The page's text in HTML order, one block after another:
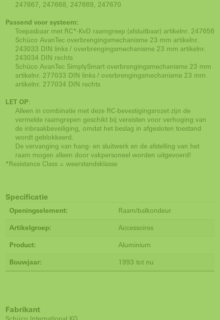
247667, 247668, 247669, 247670
Passend voor systeem:
Toepasbaar met RC*-KvD raamgreep (afsluitbaar) artikelnr. 247656
Schüco AvanTec overbrengingsmechanisme 23 mm artikelnr.
243033 DIN links / overbrengingsmechanisme 23 mm artikelnr.
243034 DIN rechts
Schüco AvanTec SimplySmart overbrengingsmechanisme 23 mm
artikelnr. 277033 DIN links / overbrengingsmechanisme 23 mm
artikelnr. 277034 DIN rechts
LET OP:
Alleen in combinatie met deze RC-bevestigingsrozet zijn de
vermelde raamgrepen geschikt bij vereisten voor verhoging van
de inbraakbeveiliging, omdat het beslag in afgesloten toestand
wordt geblokkeerd.
De vervanging van hang- en sluitwerk en de afstelling van het
raam mogen alleen door vakpersoneel worden uitgevoerd!
*Resistance Class = weerstandsklasse
Specificatie
Openingselement: Raam/balkondeur
Artikelgroep: Accessoires
Product: Aluminium
Bouwjaar: 1993 tot nu
Fabrikant